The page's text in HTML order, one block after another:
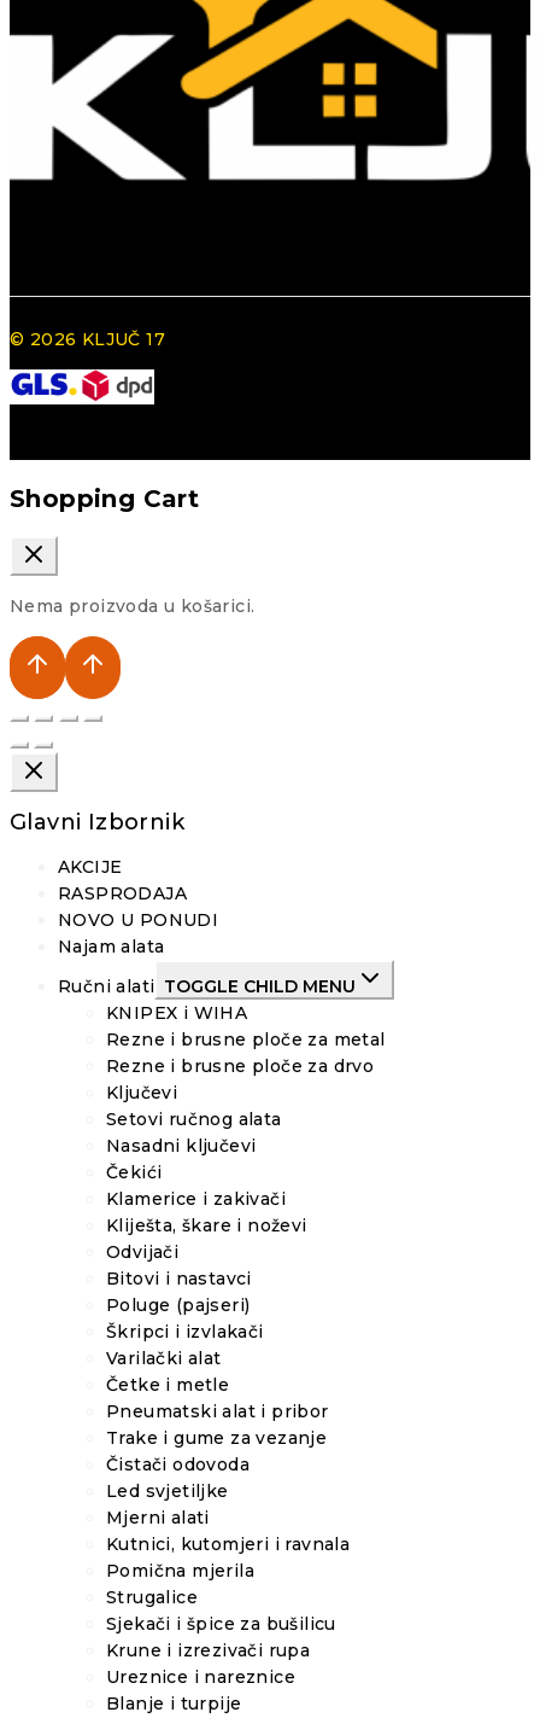
© 2026 KLJUČ 17
Shopping Cart
Nema proizvoda u košarici.
Glavni Izbornik
AKCIJE
RASPRODAJA
NOVO U PONUDI
Najam alata
Ručni alati TOGGLE CHILD MENU
KNIPEX i WIHA
Rezne i brusne ploče za metal
Rezne i brusne ploče za drvo
Ključevi
Setovi ručnog alata
Nasadni ključevi
Čekići
Klamerice i zakivači
Kliješta, škare i noževi
Odvijači
Bitovi i nastavci
Poluge (pajseri)
Škripci i izvlakači
Varilački alat
Četke i metle
Pneumatski alat i pribor
Trake i gume za vezanje
Čistači odovoda
Led svjetiljke
Mjerni alati
Kutnici, kutomjeri i ravnala
Pomična mjerila
Strugalice
Sjekači i špice za bušilicu
Krune i izrezivači rupa
Ureznice i nareznice
Blanje i turpije